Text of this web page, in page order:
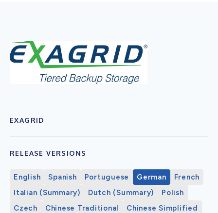
EXAGRID
RELEASE VERSIONS
English Spanish Portuguese German
French
Italian (Summary)
Dutch (Summary)
Polish
Czech
Chinese Traditional
Chinese Simplified